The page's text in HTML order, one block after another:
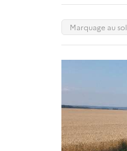
Marquage au sol